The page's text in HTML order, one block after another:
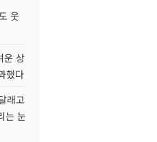
웃
운 상
했다
래고
는 눈